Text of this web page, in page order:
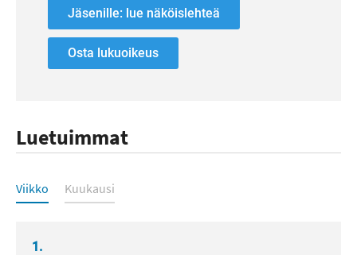
Jäsenille: lue näköislehteä
Osta lukuoikeus
Luetuimmat
Luetuimmat
Viikko Kuukausi
1.